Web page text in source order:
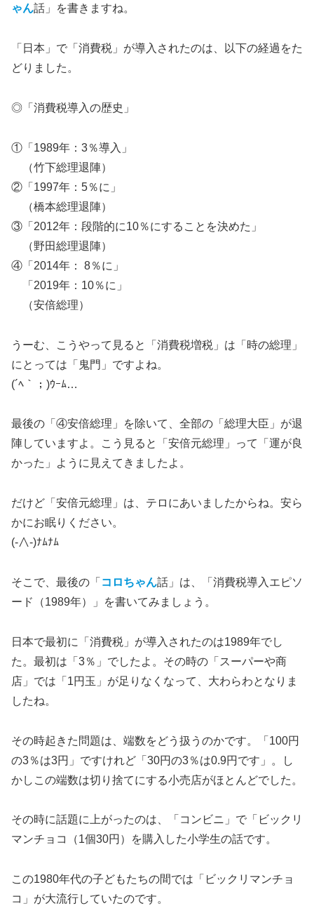
ゃん話」を書きますね。
「日本」で「消費税」が導入されたのは、以下の経過をた
どりました。
◎「消費税導入の歴史」
①「1989年：3％導入」
（竹下総理退陣）
②「1997年：5％に」
（橋本総理退陣）
③「2012年：段階的に10％にすることを決めた」
（野田総理退陣）
④「2014年： 8％に」
「2019年：10％に」
（安倍総理）
うーむ、こうやって見ると「消費税増税」は「時の総理」
にとっては「鬼門」ですよね。
(´ﾍ｀；)ｳｰﾑ…
最後の「④安倍総理」を除いて、全部の「総理大臣」が退
陣していますよ。こう見ると「安倍元総理」って「運が良
かった」ように見えてきましたよ。
だけど「安倍元総理」は、テロにあいましたからね。安ら
かにお眠りください。
(-∧-)ﾅﾑﾅﾑ
そこで、最後の「 コロちゃん話」は、「消費税導入エピソ
ード（1989年）」を書いてみましょう。
日本で最初に「消費税」が導入されたのは1989年でし
た。最初は「3％」でしたよ。その時の「スーパーや商
店」では「1円玉」が足りなくなって、大わらわとなりま
したね。
その時起きた問題は、端数をどう扱うのかです。「100円
の3％は3円」ですけれど「30円の3％は0.9円です」。し
かしこの端数は切り捨てにする小売店がほとんどでした。
その時に話題に上がったのは、「コンビニ」で「ビックリ
マンチョコ（1個30円）を購入した小学生の話です。
この1980年代の子どもたちの間では「ビックリマンチョ
コ」が大流行していたのです。